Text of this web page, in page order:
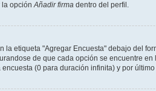
la opciónAñadir firma dentro del perfil.
etiqueta "Agregar Encuesta" debajo del
de que cada opción se encuentre
(0 para duración infinita) y por